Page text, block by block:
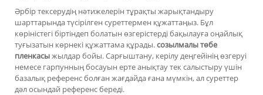
Әрбір тексерудің нәтижелерін тұрақты жарықтандыру
шарттарында түсірілген суреттермен құжаттаңыз. Бұл
көріністегі біртіндеп болатын өзгерістерді бақылауға оңайлық
туғызатын көрнекі құжаттама құрады.созылмалы төбе
пленкасыжылдар бойы. Сарғыштану, керілу деңгейінің өзгеруі
немесе гарпунның босауын ерте анықтау тек салыстыру үшін
базалық референс болған жағдайда ғана мүмкін, ал суреттер
дәл осындай референс береді.